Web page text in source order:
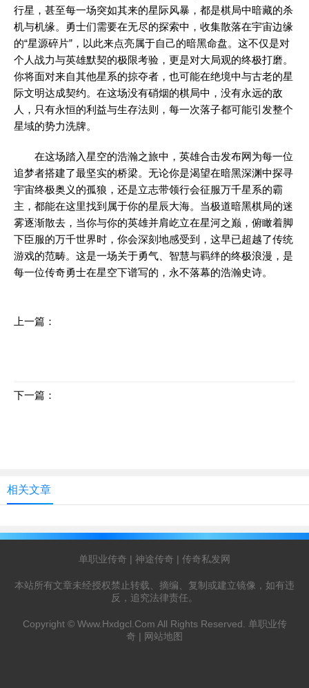
行星，甚至每一场突如其来的星际风暴，都是棋局中暗藏的杀
机与机缘。勇士们需要在无尽的探索中，收集散落在宇宙边缘
的“星源碎片”，以此来点亮属于自己的暗黑命盘。这不仅是对
个人战力与英雄默契的极限考验，更是对大局观的终极打磨。
你将面对来自其他星系的掠夺者，也可能在绝境中与古老的星
际文明达成契约。在这场没有硝烟的棋局中，没有永远的敌
人，只有永恒的利益与生存法则，每一次落子都可能引发整个
星域的势力洗牌。
在这场踏入星空的浩瀚之旅中，英雄合击发布网为每一位
追梦者搭建了最坚实的桥梁。无论你是渴望在暗黑深渊中探寻
宇宙终极奥义的孤狼，还是立志带领行会征服万千星系的霸
主，都能在这里找到属于你的星辰大海。当极道暗黑棋局的迷
雾逐渐散去，当你与你的英雄并肩屹立在星河之巅，俯瞰着脚
下臣服的万千世界时，你会深刻地感受到，这早已超越了传统
游戏的范畴。这是一场关于勇气、智慧与羁绊的终极浪漫，是
每一位传奇勇士在星空下谱写的，永不落幕的浩瀚史诗。
上一篇：
下一篇：
相关文章
单职业传奇 | 神途传奇 | 传奇私发网
本站所有文章未经授权禁止转载、摘编、复制或建立镜像，如有违
反，追究法律责任。
Copyright © Www.Hxdgcl.Com All Rights Reserved. 单职业传
奇 | 网站地图